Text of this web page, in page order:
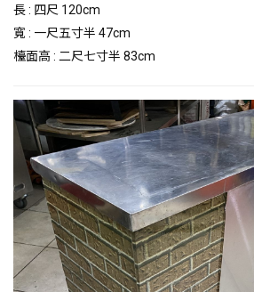
長 : 四尺 120cm
寬 : 一尺五寸半 47cm
檯面高 : 二尺七寸半 83cm